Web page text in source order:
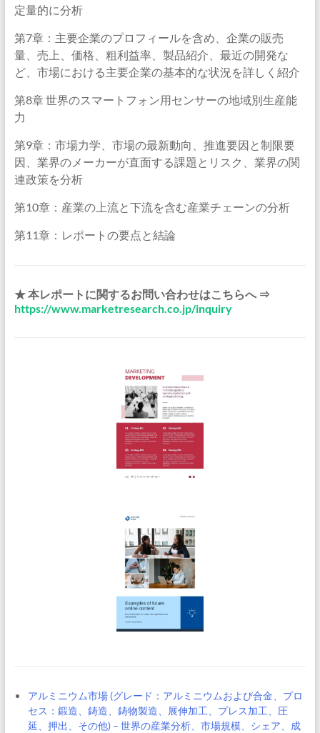
定量的に分析
第7章：主要企業のプロフィールを含め、企業の販売
量、売上、価格、粗利益率、製品紹介、最近の開発な
ど、市場における主要企業の基本的な状況を詳しく紹介
第8章 世界のスマートフォン用センサーの地域別生産能
力
第9章：市場力学、市場の最新動向、推進要因と制限要
因、業界のメーカーが直面する課題とリスク、業界の関
連政策を分析
第10章：産業の上流と下流を含む産業チェーンの分析
第11章：レポートの要点と結論
★ 本レポートに関するお問い合わせはこちらへ ⇒
https://www.marketresearch.co.jp/inquiry
アルミニウム市場 (グレード：アルミニウムおよび合金、プロ
セス：鍛造、鋳造、鋳物製造、展伸加工、プレス加工、圧
延、押出、その他) – 世界の産業分析、市場規模、シェア、成